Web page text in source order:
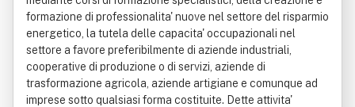
formazione di professionalita' nuove nel settore del risparmio
energetico, la tutela delle capacita' occupazionali nel
settore a favore preferibilmente di aziende industriali,
cooperative di produzione o di servizi, aziende di
trasformazione agricola, aziende artigiane e comunque ad
imprese sotto qualsiasi forma costituite. Dette attivita'